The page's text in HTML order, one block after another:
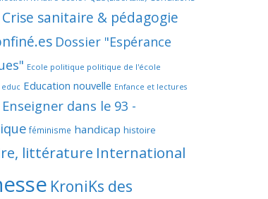
Crise sanitaire & pédagogie
Dossier "Espérance
Ecole politique politique de l'école
educ Education nouvelle Enfance et lectures
Enseigner dans le 93 -
féminisme handicap histoire
littérature International
KroniKs des